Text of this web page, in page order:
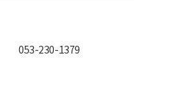
053-230-1379